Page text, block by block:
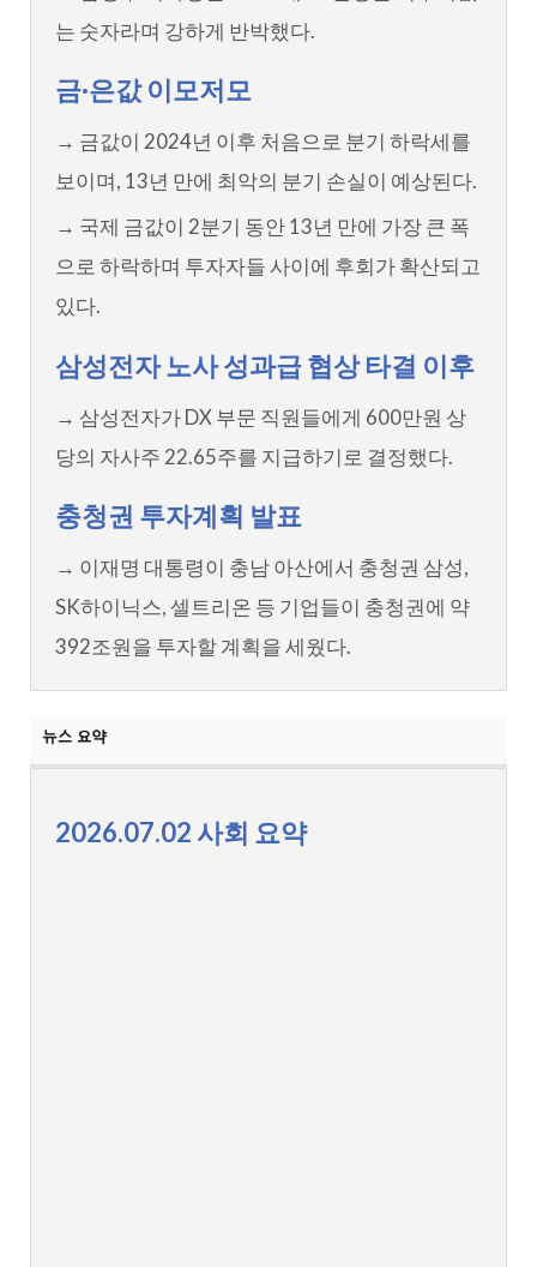
는 숫자라며 강하게 반박했다.
금·은값 이모저모
→ 금값이 2024년 이후 처음으로 분기 하락세를
보이며, 13년 만에 최악의 분기 손실이 예상된다.
→ 국제 금값이 2분기 동안 13년 만에 가장 큰 폭
으로 하락하며 투자자들 사이에 후회가 확산되고
있다.
삼성전자 노사 성과급 협상 타결 이후
→ 삼성전자가 DX 부문 직원들에게 600만원 상
당의 자사주 22.65주를 지급하기로 결정했다.
충청권 투자계획 발표
→ 이재명 대통령이 충남 아산에서 충청권 삼성,
SK하이닉스, 셀트리온 등 기업들이 충청권에 약
392조원을 투자할 계획을 세웠다.
2026.07.02 사회 요약